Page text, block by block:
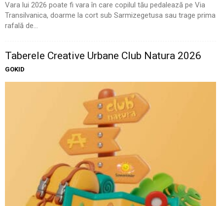
Vara lui 2026 poate fi vara în care copilul tău pedalează pe Via
Transilvanica, doarme la cort sub Sarmizegetusa sau trage prima
rafală de...
Taberele Creative Urbane Club Natura 2026
GOKID